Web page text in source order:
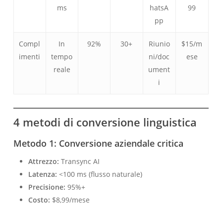
ms
hatsA
pp
99
Compl
imenti
In
tempo
reale
92% 30+
Riunio
ni/doc
ument
i
$15/m
ese
4 metodi di conversione linguistica
Metodo 1: Conversione aziendale critica
Attrezzo: Transync AI
Latenza: <100 ms (flusso naturale)
Precisione: 95%+
Costo: $8,99/mese